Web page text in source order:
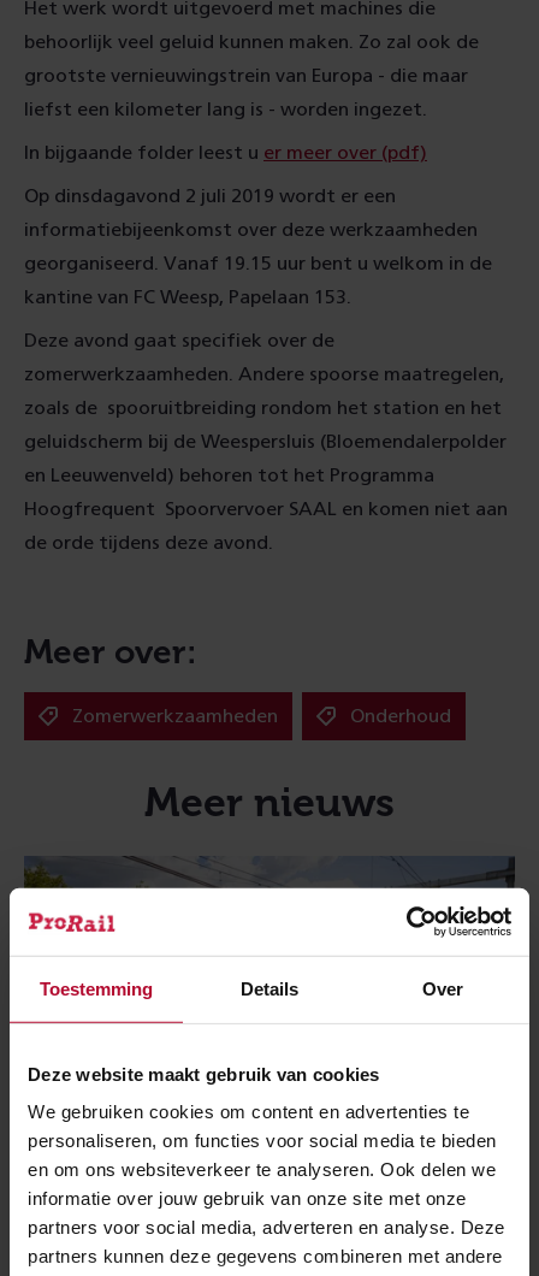
Toestemming Details Over
Deze website maakt gebruik van cookies
We gebruiken cookies om content en advertenties te
personaliseren, om functies voor social media te bieden
en om ons websiteverkeer te analyseren. Ook delen we
informatie over jouw gebruik van onze site met onze
partners voor social media, adverteren en analyse. Deze
partners kunnen deze gegevens combineren met andere
Het werk wordt uitgevoerd met machines die
behoorlijk veel geluid kunnen maken. Zo zal ook de
grootste vernieuwingstrein van Europa - die maar
liefst een kilometer lang is - worden ingezet.
In bijgaande folder leest u er meer over (pdf)
Op dinsdagavond 2 juli 2019 wordt er een
informatiebijeenkomst over deze werkzaamheden
georganiseerd. Vanaf 19.15 uur bent u welkom in de
kantine van FC Weesp, Papelaan 153.
Deze avond gaat specifiek over de
zomerwerkzaamheden. Andere spoorse maatregelen,
zoals de spooruitbreiding rondom het station en het
geluidscherm bij de Weespersluis (Bloemendalerpolder
en Leeuwenveld) behoren tot het Programma
Hoogfrequent Spoorvervoer SAAL en komen niet aan
de orde tijdens deze avond.
Meer over:
Zomerwerkzaamheden Onderhoud
Meer nieuws
19 juli 2022